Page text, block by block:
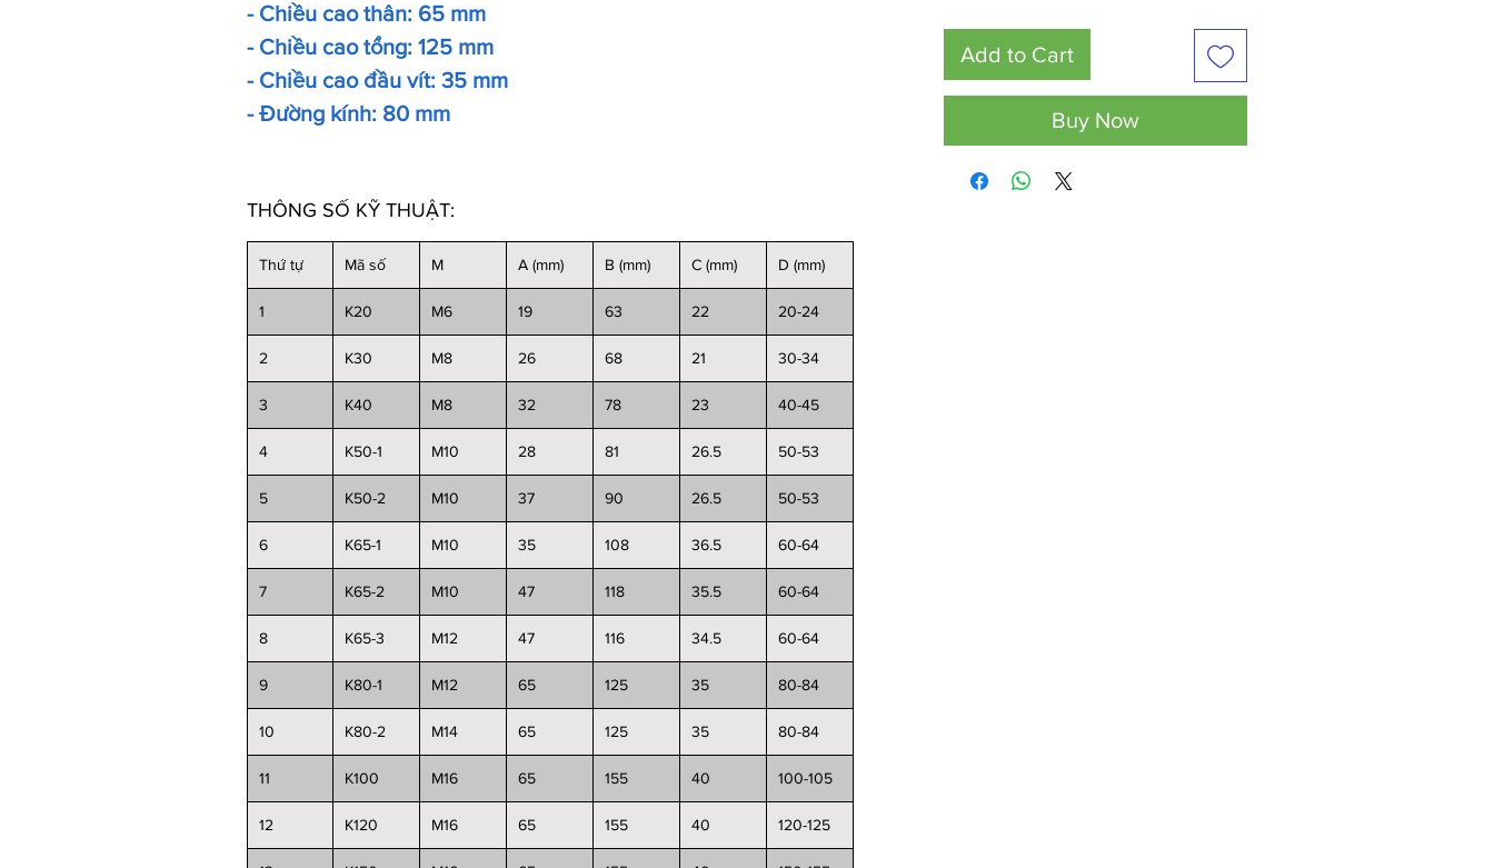
- Chiều cao thân: 65 mm
- Chiều cao tổng: 125 mm
- Chiều cao đầu vít: 35 mm
- Đường kính: 80 mm
THÔNG SỐ KỸ THUẬT:
Thứ tự Mã số M A (mm) B (mm) C (mm) D (mm)
1 K20 M6 19 63 22 20-24
2 K30 M8 26 68 21 30-34
3 K40 M8 32 78 23 40-45
4 K50-1 M10 28 81 26.5 50-53
5 K50-2 M10 37 90 26.5 50-53
6 K65-1 M10 35 108 36.5 60-64
7 K65-2 M10 47 118 35.5 60-64
8 K65-3 M12 47 116 34.5 60-64
9 K80-1 M12 65 125 35 80-84
10 K80-2 M14 65 125 35 80-84
11 K100 M16 65 155 40 100-105
12 K120 M16 65 155 40 120-125
Add to Cart
Buy Now